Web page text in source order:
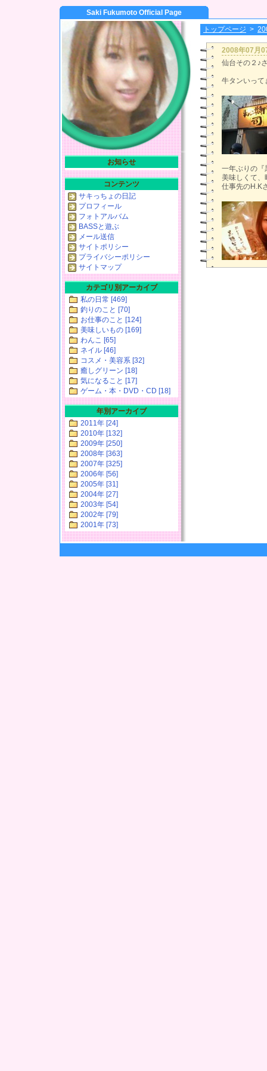
Saki Fukumoto Official Page
トップページ >
2008年07月
仙台その２♪
牛タンいって
一年ぶりの『
美味しくて
仕事先のH.K
お知らせ
コンテンツ
サキっちょの日記
プロフィール
フォトアルバム
BASSと遊ぶ
メール送信
サイトポリシー
プライバシーポリシー
サイトマップ
カテゴリ別アーカイブ
私の日常 [469]
釣りのこと [70]
お仕事のこと [124]
美味しいもの [169]
わんこ [65]
ネイル [46]
コスメ・美容系 [32]
癒しグリーン [18]
気になること [17]
ゲーム・本・DVD・CD [18]
年別アーカイブ
2011年 [24]
2010年 [132]
2009年 [250]
2008年 [363]
2007年 [325]
2006年 [56]
2005年 [31]
2004年 [27]
2003年 [54]
2002年 [79]
2001年 [73]